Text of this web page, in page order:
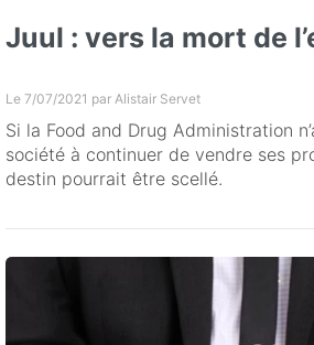
Juul : vers la mort de
Le 7/07/2021 par Alistair Servet
Si la Food and Drug Administration
société à continuer de vendre ses
destin pourrait être scellé.